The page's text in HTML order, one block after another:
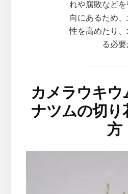
れや腐敗など
向にあるため
性を高めたり、
る必
カメラウキウ
ナツムの切り
方